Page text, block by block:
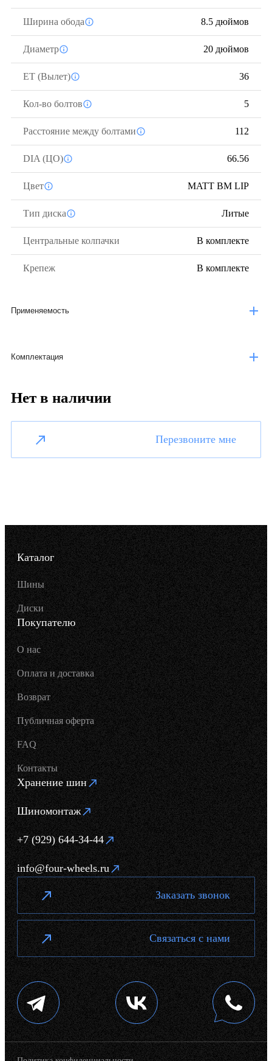
Ширина обода 8.5 дюймов
Диаметр 20 дюймов
ЕТ (Вылет) 36
Кол-во болтов 5
Расстояние между болтами 112
DIA (ЦО) 66.56
Цвет MATT BM LIP
Тип диска Литые
Центральные колпачки В комплекте
Крепеж В комплекте
Применяемость
Комплектация
Нет в наличии
Перезвоните мне
Каталог
Шины
Диски
Покупателю
О нас
Оплата и доставка
Возврат
Публичная оферта
FAQ
Контакты
Хранение шин
Шиномонтаж
+7 (929) 644-34-44
info@four-wheels.ru
Заказать звонок
Связаться с нами